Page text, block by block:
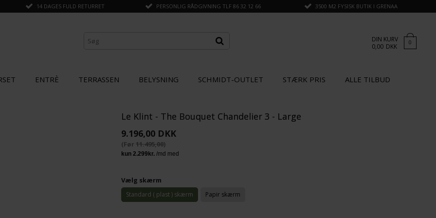
14 DAGES FULD RETURRET PERSONLIG RÅDGIVNING TLF 86 32 12 66 3500 M2 FYSISK BUTIK I GRENAA
DIN KURV
0,00 DKK 0
ENTRÈ TERRASSEN BELYSNING SCHMIDT-OUTLET STÆRK PRIS ALLE TILBUD
ANDRE KØBTE OGSÅ
SPAR
Le Klint - The Bouquet Chandelier 3 - Large
9.196,00 DKK
(Før 11.495,00)
Vælg skærm
Standard ( plast ) skærm Papir skærm